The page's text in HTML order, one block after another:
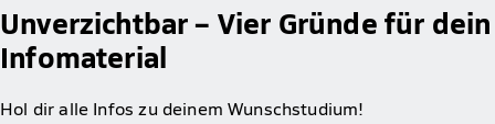
Unverzichtbar – Vier Gründe für dein
Infomaterial
Hol dir alle Infos zu deinem Wunschstudium!